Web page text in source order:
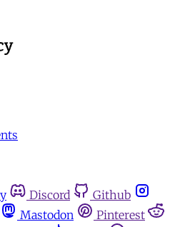
Discord
Github
Mastodon
Pinterest